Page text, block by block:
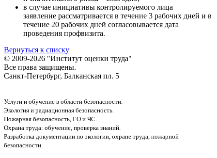
в случае инициативы контролируемого лица –
заявление рассматривается в течение 3 рабочих дней и в
течение 20 рабочих дней согласовывается дата
проведения профвизита.
Вернуться к списку
© 2009-2026 "Институт оценки труда"
Все права защищены.
Санкт-Петербург, Балканская пл. 5
Услуги и обучение в области безопасности.
Экология и радиационная безопасность.
Пожарная безопасность, ГО и ЧС.
Охрана труда: обучение, проверка знаний.
Разработка документации по экологии, охране труда, пожарной
безопасности.